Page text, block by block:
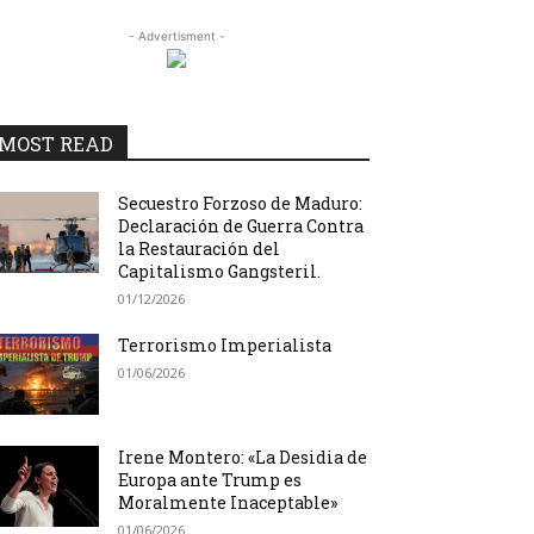
- Advertisment -
READ
Secuestro Forzoso de Maduro:
Declaración de Guerra Contra
la Restauración del
Capitalismo Gangsteril.
01/12/2026
Terrorismo Imperialista
01/06/2026
Irene Montero: «La Desidia de
Europa ante Trump es
Moralmente Inaceptable»
01/06/2026